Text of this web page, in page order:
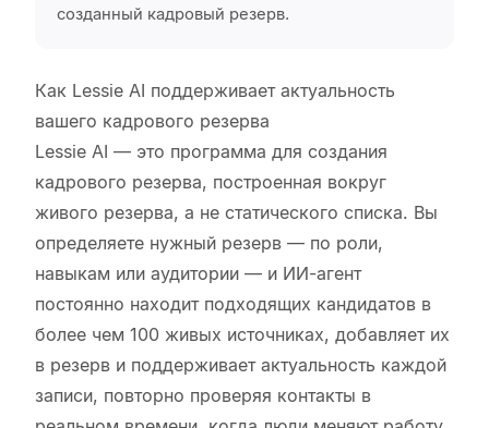
созданный кадровый резерв.
Как Lessie AI поддерживает актуальность
вашего кадрового резерва
Lessie AI — это программа для создания
кадрового резерва, построенная вокруг
живого резерва, а не статического списка. Вы
определяете нужный резерв — по роли,
навыкам или аудитории — и ИИ-агент
постоянно находит подходящих кандидатов в
более чем 100 живых источниках, добавляет их
в резерв и поддерживает актуальность каждой
записи, повторно проверяя контакты в